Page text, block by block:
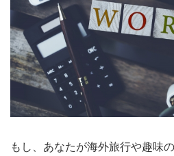
もし、あなたが海外旅行や趣味